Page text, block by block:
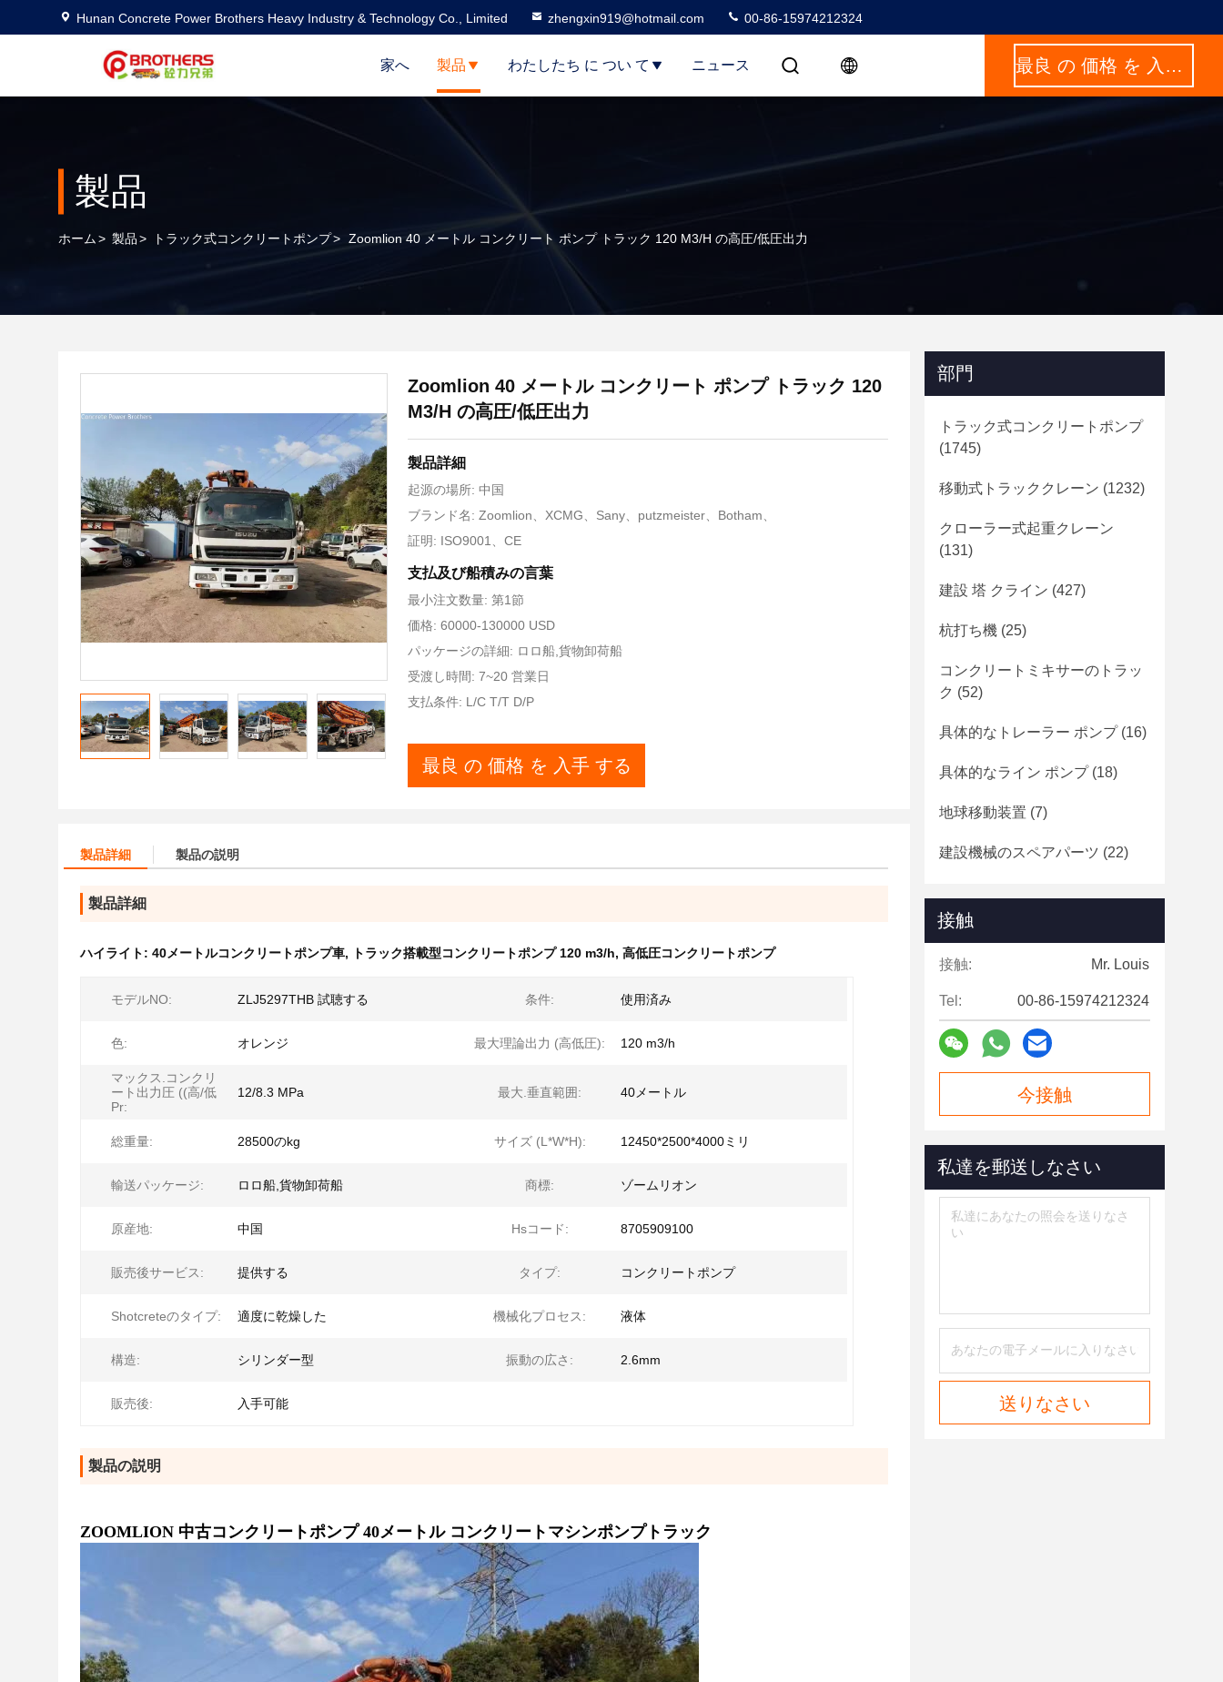
Hunan Concrete Power Brothers Heavy Industry & Technology Co., Limited zhengxin919@hotmail.com 00-86-15974212324
家へ 製品 わたしたち に つい て ニュース 最良 の 価格 を 入手 する
製品
ホーム> 製品> トラック式コンクリートポンプ> Zoomlion 40 メートル コンクリート ポンプ トラック 120 M3/H の高圧/低圧出力
Zoomlion 40 メートル コンクリート ポンプ トラック 120
M3/H の高圧/低圧出力
製品詳細
起源の場所: 中国
ブランド名: Zoomlion、XCMG、Sany、putzmeister、Botham、
証明: ISO9001、CE
支払及び船積みの言葉
最小注文数量: 第1節
価格: 60000-130000 USD
パッケージの詳細: ロロ船,貨物卸荷船
受渡し時間: 7~20 営業日
支払条件: L/C T/T D/P
最良 の 価格 を 入手 する
製品詳細 製品の説明
製品詳細
ハイライト: 40メートルコンクリートポンプ車, トラック搭載型コンクリートポンプ 120 m3/h, 高低圧コンクリートポンプ
モデルNO: ZLJ5297THB 試聴する 条件: 使用済み
色: オレンジ 最大理論出力 (高低圧): 120 m3/h
マックス.コンクリ
ート出力圧 ((高/低
Pr:
12/8.3 MPa 最大.垂直範囲: 40メートル
総重量: 28500のkg サイズ (L*W*H): 12450*2500*4000ミリ
輸送パッケージ: ロロ船,貨物卸荷船 商標: ゾームリオン
原産地: 中国 Hsコード: 8705909100
販売後サービス: 提供する タイプ: コンクリートポンプ
Shotcreteのタイプ: 適度に乾燥した 機械化プロセス: 液体
構造: シリンダー型 振動の広さ: 2.6mm
販売後: 入手可能
製品の説明
ZOOMLION 中古コンクリートポンプ 40メートル コンクリートマシンポンプトラック
部門
トラック式コンクリートポンプ
(1745)
移動式トラッククレーン (1232)
クローラー式起重クレーン
(131)
建設 塔 クライン (427)
杭打ち機 (25)
コンクリートミキサーのトラッ
ク (52)
具体的なトレーラー ポンプ(16)
具体的なライン ポンプ(18)
地球移動装置 (7)
建設機械のスペアパーツ (22)
接触
接触: Mr. Louis
Tel: 00-86-15974212324
今接触
私達を郵送しなさい
送りなさい